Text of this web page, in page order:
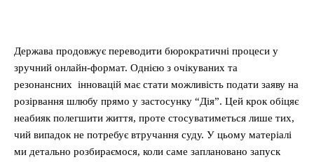
Держава продовжує переводити бюрократичні процеси у
зручний онлайн-формат. Однією з очікуваних та
резонансних інновацій має стати можливість подати заяву на
розірвання шлюбу прямо у застосунку “Дія”. Цей крок обіцяє
неабияк полегшити життя, проте стосуватиметься лише тих,
чий випадок не потребує втручання суду. У цьому матеріалі
ми детально розбираємося, коли саме заплановано запуск